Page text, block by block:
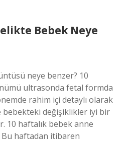
Bebek Neye
neye benzer? 10
ultrasonda fetal formda
rahim içi detaylı olarak
değişiklikler iyi bir
10 haftalık bebek anne
Bu haftadan itibaren